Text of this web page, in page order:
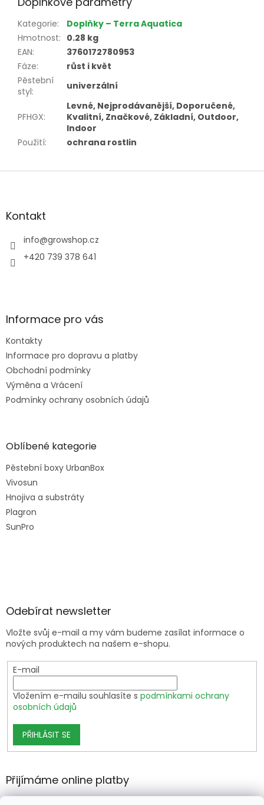
Kategorie:
Doplňky – Terra Aquatica
Hmotnost: 0.28 kg
EAN:
3760172780953
Fáze:
růst i květ
Pěstební
styl: univerzální
PFHGX:
Levné, Nejprodávanější, Doporučené,
Kvalitní, Značkové, Základní, Outdoor,
Indoor
Použití: ochrana rostlin
Z
aKontakt
info@growshop.cz
+420 739 378 641
Informace pro vás
Kontakty
Informace pro dopravu a platby
Obchodní podmínky
Výměna a Vrácení
Podmínky ochrany osobních údajů
Oblíbené kategorie
Pěstební boxy UrbanBox
Vivosun
Hnojiva a substráty
Plagron
SunPro
Odebírat newsletter
Vložte svůj e-mail a my vám budeme zasílat informace o
nových produktech na našem e-shopu.
E-mail
Vložením e-mailu souhlasíte s podmínkami ochrany
osobních údajů
PŘIHLÁSIT SE
Přijímáme online platby